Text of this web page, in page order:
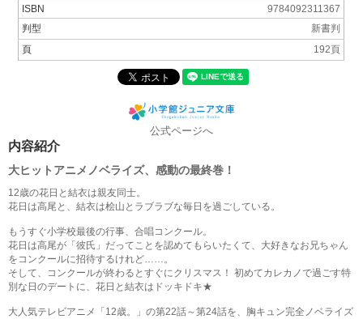
ISBN
9784092311367
判型
新書判
頁
192頁
公式ページへ
内容紹介
大ヒットアニメノベライズ、感動の最終巻！
12歳の花日と結衣は親友同士。
花日は高尾と、結衣は桧山とラブラブな毎日を過ごしている。
もうすぐ小学校最後の行事、合唱コンクール。
花日は高尾が「彼氏」だってことを認めてもらいたくて、大好きなお兄ちゃん
をコンクールに招待するけれど……。
そして、コンクールが終わるとすぐにクリスマス！ 初めてカレカノで過ごす特
別な日のデートに、花日と結衣はドッキドキ★
大人気テレビアニメ「12歳。」の第22話～第24話を、胸キュン完全ノベライズ